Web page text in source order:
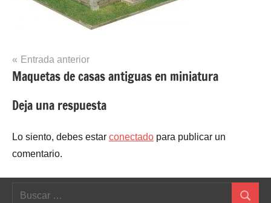
Navegación
de
entradas
Entrada anterior
Maquetas de casas antiguas en miniatura
Deja una respuesta
Lo siento, debes estar conectado para publicar un
comentario.